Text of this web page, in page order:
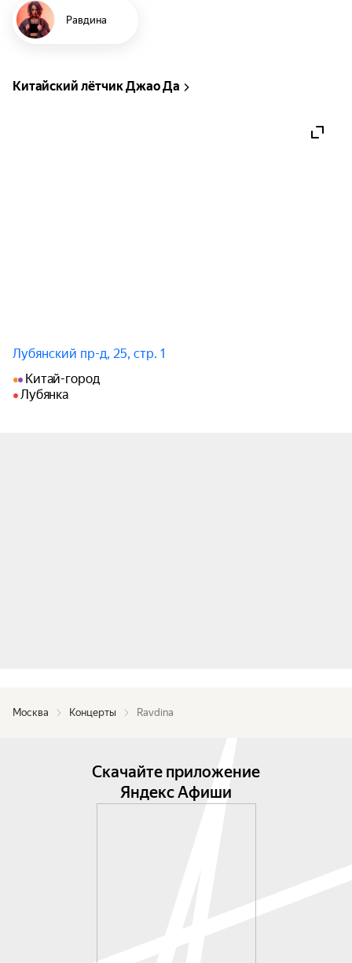
гармониями и открытым сердцем. Приходите
услышать Ravdina такими, какими вы нас ещё не
Равдина
Китайский лётчик Джао Да
Лубянский пр-д, 25, стр. 1
Китай-город
Лубянка
Москва Концерты Ravdina
Скачайте приложение
Яндекс Афиши